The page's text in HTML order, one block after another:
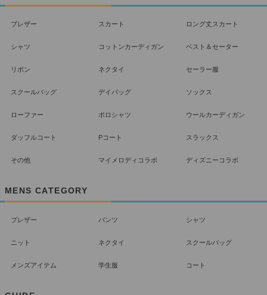
ブレザー スカート ロング丈スカート
シャツ コットンカーディガン ベスト＆セーター
リボン ネクタイ セーラー服
スクールバッグ デイバッグ ソックス
ローファー ポロシャツ ウールカーディガン
ダッフルコート Pコート スラックス
その他 マイメロディコラボ ディズニーコラボ
MENS CATEGORY
ブレザー パンツ シャツ
ニット ネクタイ スクールバッグ
メンズアイテム 学生服 コート